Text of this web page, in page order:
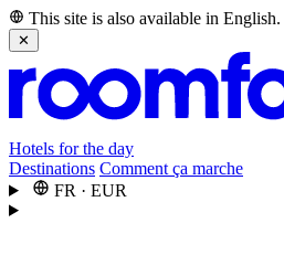
This site is also available in English.
✕
Hotels for the day
Destinations Comment ça marche
FR · EUR